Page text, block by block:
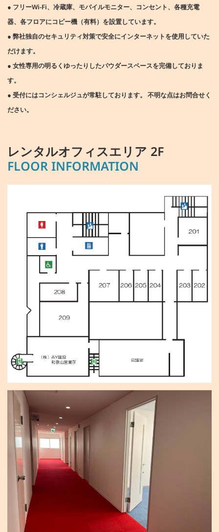
● フリーWi-Fi、冷蔵庫、モバイルモニター、コンセント、各種充電
器、各フロアにコピー機（有料）を設置しています。
● 弊社独自のセキュリティ対策で安全にインターネットを使用していた
だけます。
● 女性専用の明るくゆったりしたパウダースペースを完備しておりま
す。
● 受付にはコンシェルジュが常駐しております。 不明な点はお問合せく
ださい。
レンタルオフィスエリア 2F
FLOOR INFORMATION